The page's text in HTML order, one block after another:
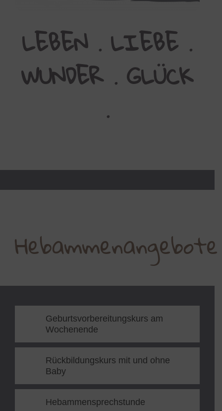
LEBEN . LIEBE .
WUNDER . GLÜCK
.
Hebammenangebote
Geburtsvorbereitungskurs am
Wochenende
Rückbildungskurs mit und ohne
Baby
Hebammensprechstunde